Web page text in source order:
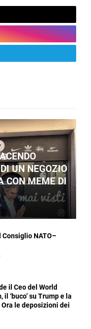
UN NEGOZIO
CON MEME DI
Consiglio NATO–
il Ceo del World
il ‘buco’ su Trump e la
le deposizioni dei